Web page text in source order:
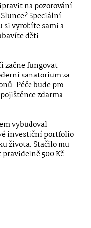
na pozorování
Speciální
si vyrobíte sami a
děti
začne fungovat
sanatorium za
Péče bude pro
zdarma
vybudoval
investiční portfolio
života. Stačilo mu
500 Kč